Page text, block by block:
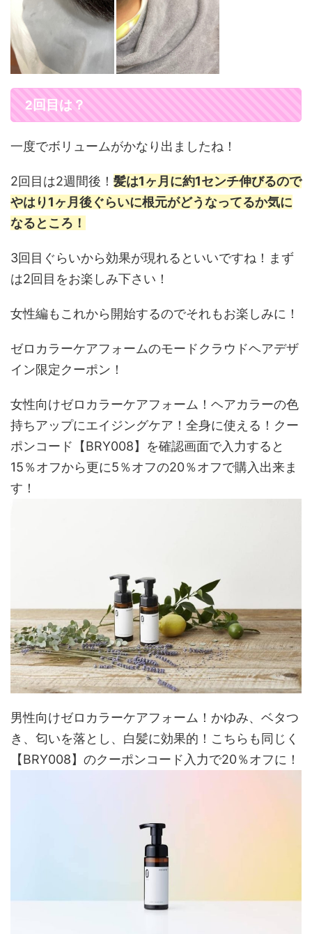
2回目は？
一度でボリュームがかなり出ましたね！
2回目は2週間後！ 髪は1ヶ月に約1センチ伸びるので
やはり1ヶ月後ぐらいに根元がどうなってるか気に
なるところ！
3回目ぐらいから効果が現れるといいですね！まず
は2回目をお楽しみ下さい！
女性編もこれから開始するのでそれもお楽しみに！
ゼロカラーケアフォームのモードクラウドヘアデザ
イン限定クーポン！
女性向けゼロカラーケアフォーム！ヘアカラーの色
持ちアップにエイジングケア！全身に使える！クー
ポンコード【BRY008】を確認画面で入力すると
15％オフから更に5％オフの20％オフで購入出来ま
す！
男性向けゼロカラーケアフォーム！かゆみ、ベタつ
き、匂いを落とし、白髪に効果的！こちらも同じく
【BRY008】のクーポンコード入力で20％オフに！